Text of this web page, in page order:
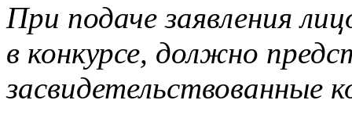
При подаче заявления
в конкурсе, должно
засвидетельствованные